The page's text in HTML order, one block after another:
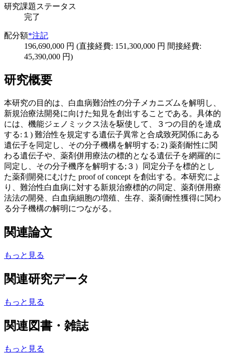
研究課題ステータス
完了
配分額*注記
196,690,000 円 (直接経費: 151,300,000 円 間接経費:
45,390,000 円)
研究概要
本研究の目的は、白血病難治性の分子メカニズムを解明し、
新規治療法開発に向けた知見を創出することである。具体的
には、機能ジェノミックス法を駆使して、３つの目的を達成
する:１) 難治性を規定する遺伝子異常と合成致死関係にある
遺伝子を同定し、その分子機構を解明する; 2) 薬剤耐性に関
わる遺伝子や、薬剤併用療法の標的となる遺伝子を網羅的に
同定し、その分子機序を解明する;３）同定分子を標的とし
た薬剤開発にむけた proof of concept を創出する。本研究によ
り、難治性白血病に対する新規治療標的の同定、薬剤併用療
法法の開発、白血病細胞の増殖、生存、薬剤耐性獲得に関わ
る分子機構の解明につながる。
関連論文
もっと見る
関連研究データ
もっと見る
関連図書・雑誌
もっと見る